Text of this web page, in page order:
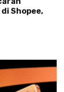
Shopee,